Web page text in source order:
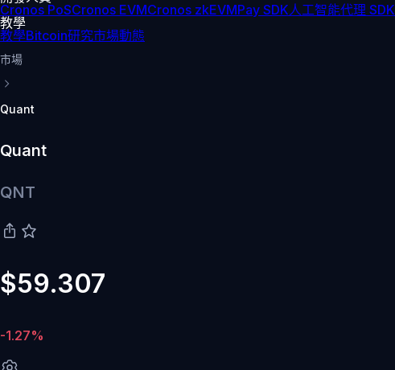
Cronos PoSCronos EVMCronos zkEVMPay SDK人工智能代理 SDK
教學
教學Bitcoin研究市場動態
市場
Quant
Quant
QNT
$59.307
-1.27%